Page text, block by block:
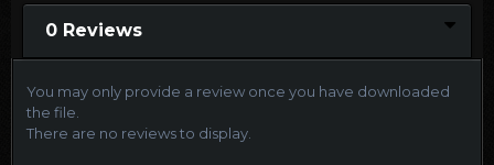
0 Reviews
You may only provide a review once you have downloaded
the file.
There are no reviews to display.